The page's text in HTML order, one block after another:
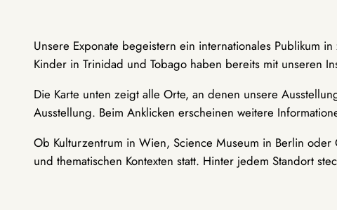
Unsere Exponate begeistern ein internationales Publikum
Kinder in Trinidad und Tobago haben bereits mit unseren
Die Karte unten zeigt alle Orte, an denen unsere
Ausstellung. Beim Anklicken erscheinen weitere
Ob Kulturzentrum in Wien, Science Museum in Berlin
und thematischen Kontexten statt. Hinter jedem Standort